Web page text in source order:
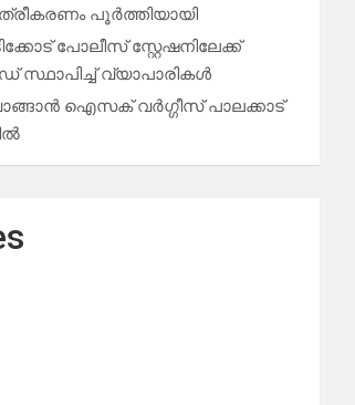
പൂർത്തിയായി
പോലീസ് സ്റ്റേഷനിലേക്ക്
വ്യാപാരികൾ
ഐസക് വര്‍ഗ്ഗീസ് പാലക്കാട്